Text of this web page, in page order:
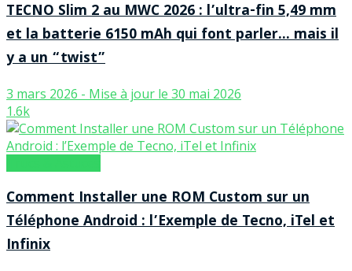
TECNO Slim 2 au MWC 2026 : l’ultra-fin 5,49 mm
et la batterie 6150 mAh qui font parler… mais il
y a un “twist”
3 mars 2026 - Mise à jour le 30 mai 2026
1.6k
Comment Installer une ROM Custom sur un
Téléphone Android : l’Exemple de Tecno, iTel et
Infinix